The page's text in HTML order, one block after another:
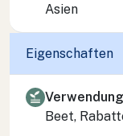
Asien
Eigenschaften
Verwendung
Beet,